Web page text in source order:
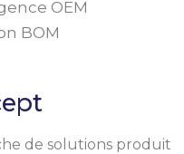
OEM
BOM
de solutions produit